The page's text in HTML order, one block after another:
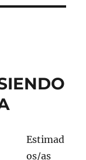
Estimad
os/as